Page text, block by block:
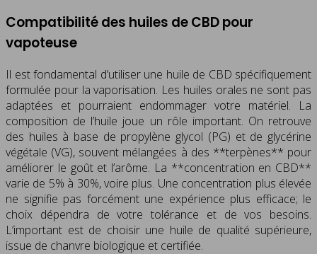
Compatibilité des huiles de CBD pour
vapoteuse
Il est fondamental d’utiliser une huile de CBD spécifiquement
formulée pour la vaporisation. Les huiles orales ne sont pas
adaptées et pourraient endommager votre matériel. La
composition de l’huile joue un rôle important. On retrouve
des huiles à base de propylène glycol (PG) et de glycérine
végétale (VG), souvent mélangées à des **terpènes** pour
améliorer le goût et l’arôme. La **concentration en CBD**
varie de 5% à 30%, voire plus. Une concentration plus élevée
ne signifie pas forcément une expérience plus efficace; le
choix dépendra de votre tolérance et de vos besoins.
L’important est de choisir une huile de qualité supérieure,
issue de chanvre biologique et certifiée.